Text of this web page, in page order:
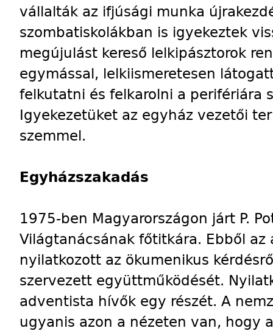
vállalták az ifjúsági munka
szombatiskolákban is igyekeztek
megújulást kereső lelkipásztorok
egymással, lelkiismeretesen
felkutatni és felkarolni a perifériára
Igyekezetüket az egyház vezetői
szemmel.
Egyházszakadás
1975-ben Magyarországon járt P.
Világtanácsának főtitkára. Ebből az
nyilatkozott az ökumenikus
szervezett együttműködését.
adventista hívők egy részét. A
ugyanis azon a nézeten van, hogy